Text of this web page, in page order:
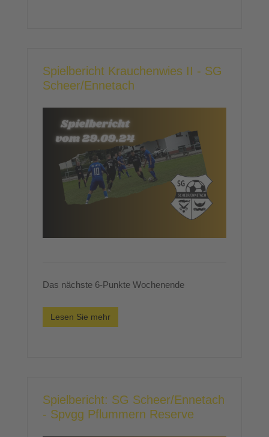
Spielbericht Krauchenwies II - SG
Scheer/Ennetach
Das nächste 6-Punkte Wochenende
Lesen Sie mehr
Spielbericht: SG Scheer/Ennetach
- Spvgg Pflummern Reserve